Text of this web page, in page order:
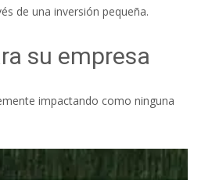
de una inversión pequeña.
su empresa
impactando como ninguna